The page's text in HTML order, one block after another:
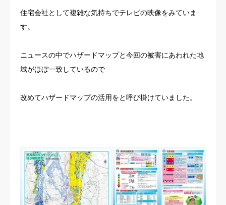
住宅会社として複雑な気持ちでテレビの映像をみていま
す。
ニュースの中でハザードマップと今回の被害にあわれた地
域がほぼ一致しているので
改めてハザードマップの活用をと呼び掛けていました。